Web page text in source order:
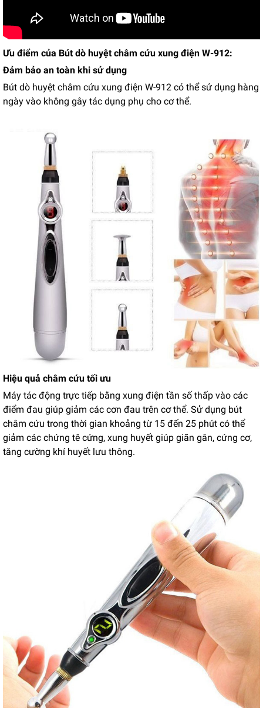
Ưu điểm của Bút dò huyệt châm cứu xung điện W-912:
Đảm bảo an toàn khi sử dụng
Bút dò huyệt châm cứu xung điện W-912 có thể sử dụng hàng
ngày vào không gây tác dụng phụ cho cơ thể.
Hiệu quả châm cứu tối ưu
Máy tác động trực tiếp bằng xung điện tần số thấp vào các
điểm đau giúp giảm các cơn đau trên cơ thể. Sử dụng bút
châm cứu trong thời gian khoảng từ 15 đến 25 phút có thể
giảm các chứng tê cứng, xung huyết giúp giãn gân, cứng cơ,
tăng cường khí huyết lưu thông.